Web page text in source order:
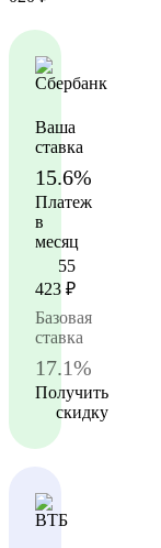
Ваша
ставка
15.6%
Платеж
в
месяц
55
423 ₽
Базовая
ставка
17.1%
Получить
скидку